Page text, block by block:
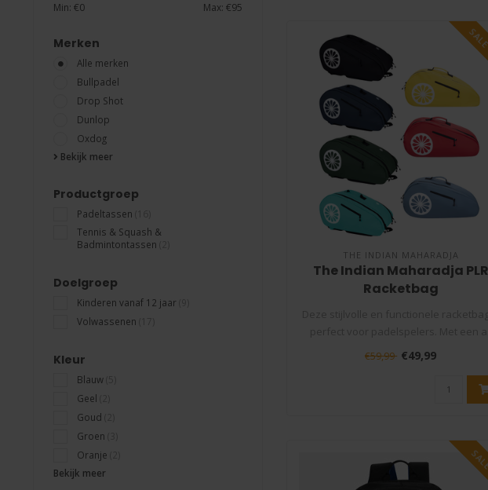
Min: €0 Max: €95
Merken
Alle merken
Bullpadel
Drop Shot
Dunlop
Oxdog
Bekijk meer
Productgroep
Padeltassen
Tennis & Squash &
Badmintontassen
Doelgroep
Kinderen vanaf 12 jaar
Volwassenen
Kleur
Blauw
Geel
Goud
Groen
Oranje
Bekijk meer
THE INDIAN MAHARADJA
The Indian Maharadja PLR
Racketbag
€59,99 €49,99